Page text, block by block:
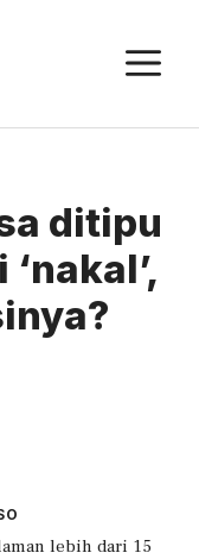
ditipu
lebih dari 15